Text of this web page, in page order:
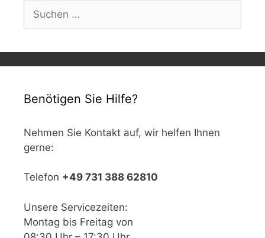
nach:
Benötigen Sie Hilfe?
Nehmen Sie Kontakt auf, wir helfen Ihnen
gerne:
Telefon +49 731 388 62810
Unsere Servicezeiten:
Montag bis Freitag von